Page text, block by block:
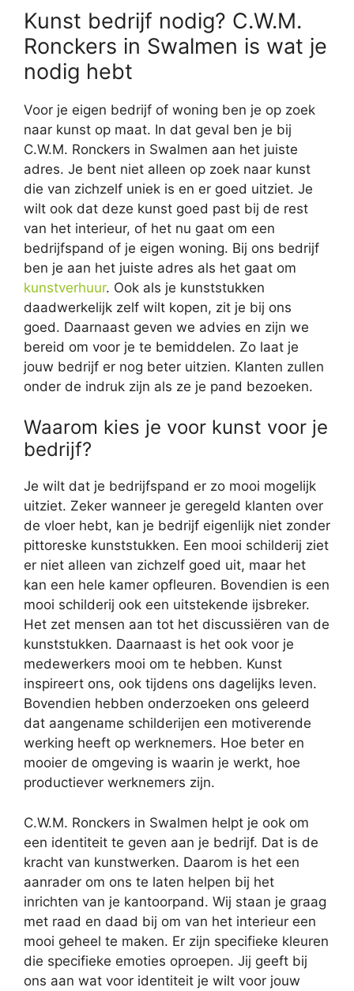
Kunst bedrijf nodig? C.W.M.
Ronckers in Swalmen is wat je
nodig hebt
Voor je eigen bedrijf of woning ben je op zoek
naar kunst op maat. In dat geval ben je bij
C.W.M. Ronckers in Swalmen aan het juiste
adres. Je bent niet alleen op zoek naar kunst
die van zichzelf uniek is en er goed uitziet. Je
wilt ook dat deze kunst goed past bij de rest
van het interieur, of het nu gaat om een
bedrijfspand of je eigen woning. Bij ons bedrijf
ben je aan het juiste adres als het gaat om
kunstverhuur. Ook als je kunststukken
daadwerkelijk zelf wilt kopen, zit je bij ons
goed. Daarnaast geven we advies en zijn we
bereid om voor je te bemiddelen. Zo laat je
jouw bedrijf er nog beter uitzien. Klanten zullen
onder de indruk zijn als ze je pand bezoeken.
Waarom kies je voor kunst voor je
bedrijf?
Je wilt dat je bedrijfspand er zo mooi mogelijk
uitziet. Zeker wanneer je geregeld klanten over
de vloer hebt, kan je bedrijf eigenlijk niet zonder
pittoreske kunststukken. Een mooi schilderij ziet
er niet alleen van zichzelf goed uit, maar het
kan een hele kamer opfleuren. Bovendien is een
mooi schilderij ook een uitstekende ijsbreker.
Het zet mensen aan tot het discussiëren van de
kunststukken. Daarnaast is het ook voor je
medewerkers mooi om te hebben. Kunst
inspireert ons, ook tijdens ons dagelijks leven.
Bovendien hebben onderzoeken ons geleerd
dat aangename schilderijen een motiverende
werking heeft op werknemers. Hoe beter en
mooier de omgeving is waarin je werkt, hoe
productiever werknemers zijn.
C.W.M. Ronckers in Swalmen helpt je ook om
een identiteit te geven aan je bedrijf. Dat is de
kracht van kunstwerken. Daarom is het een
aanrader om ons te laten helpen bij het
inrichten van je kantoorpand. Wij staan je graag
met raad en daad bij om van het interieur een
mooi geheel te maken. Er zijn specifieke kleuren
die specifieke emoties oproepen. Jij geeft bij
ons aan wat voor identiteit je wilt voor jouw